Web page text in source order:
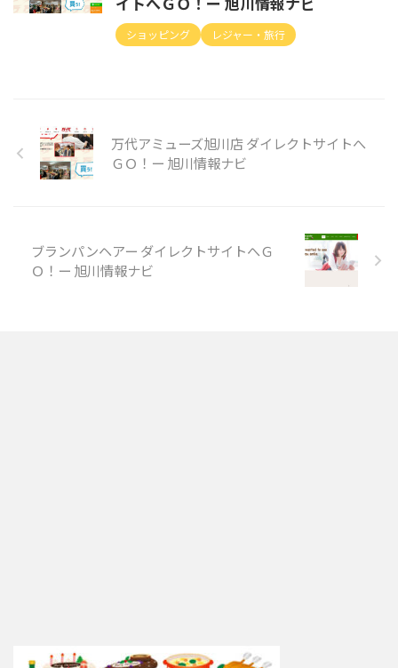
ショッピング レジャー・旅行
万代アミューズ旭川店 ダイレクトサイトへ
ＧＯ！ー 旭川情報ナビ
ブランパンヘアー ダイレクトサイトへＧ
Ｏ！ー 旭川情報ナビ